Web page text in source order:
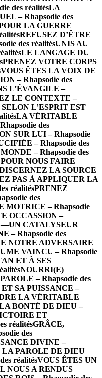
des réalitésLA
– Rhapsodie des
LA GUERRE
REFUSEZ D’ÊTRE
des réalitésUNIS AU
LE LANGAGE DU
PRENEZ VOTRE CORPS
VOUS ÊTES LA VOIX DE
– Rhapsodie des
L’ÉVANGILE –
LE CONTEXTE –
L’ESPRIT EST
LA VÉRITABLE
des
SUR LUI – Rhapsodie
– Rhapsodie des
– Rhapsodie des
NOUS FAIRE
LA SOURCE
PAS À APPLIQUER LA
réalitésPRENEZ
des
MOTRICE – Rhapsodie
OCCASSION –
CATALYSEUR
– Rhapsodie des
NOTRE ADVERSAIRE
VAINCU – Rhapsodie
ET À SES
NOURRI(E)
– Rhapsodie des
SA PUISSANCE –
LA VÉRITABLE
BONTÉ DE DIEU –
ET
réalitésGRÂCE,
des
DIVINE –
PAROLE DE DIEU
réalitésVOUS ÊTES UN
NOUS A RENDUS